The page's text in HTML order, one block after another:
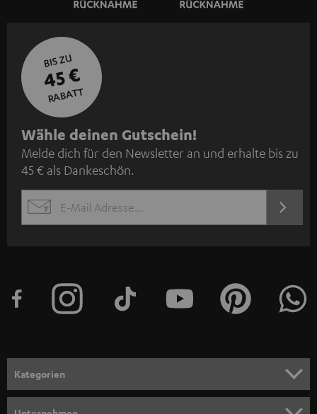
BIS ZU
45 €
RABATT
N
e
w
s
l
e
n
m
Wähle deinen Gutschein!
Melde dich für den Newsletter an und erhalte bis zu
45 € als Dankeschön.
EMAIL
JETZT
Kategorien